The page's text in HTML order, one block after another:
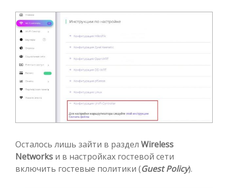
Осталось лишь зайти в раздел Wireless
Networks и в настройках гостевой сети
включить гостевые политики (Guest Policy).